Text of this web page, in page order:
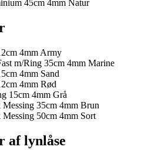
45cm 4mm Natur
4mm Army
m/Ring 35cm 4mm Marine
4mm Sand
4mm Rød
15cm 4mm Grå
35cm 4mm Brun
50cm 4mm Sort
af lynlåse